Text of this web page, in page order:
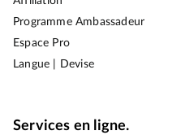
Programme Ambassadeur
Espace Pro
Langue | Devise
Services en ligne.